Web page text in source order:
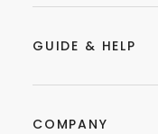
GUIDE & HELP
COMPANY